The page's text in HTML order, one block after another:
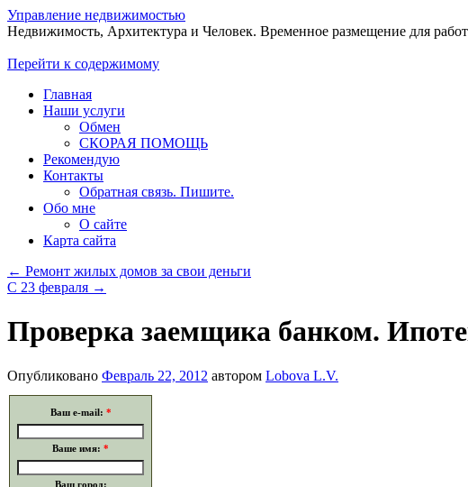
Управление недвижимостью
Недвижимость, Архитектура и Человек. Временное размещение для
Перейти к содержимому
Главная
Наши услуги
Обмен
СКОРАЯ ПОМОЩЬ
Рекомендую
Контакты
Обратная связь. Пишите.
Обо мне
О сайте
Карта сайта
← Ремонт жилых домов за свои деньги
С 23 февраля →
Проверка заемщика банком.
Опубликовано Февраль 22, 2012 автором Lobova L.V.
Ваш e-mail: *
Ваше имя: *
Ваш город: